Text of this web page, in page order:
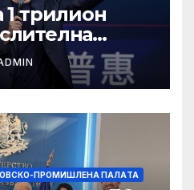
1 трилион
ПРОМИШЛЕНА ПАЛAТА